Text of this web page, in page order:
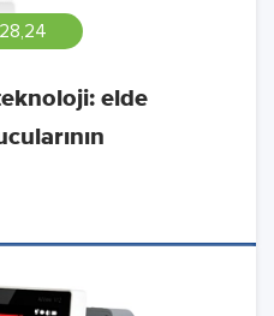
elde